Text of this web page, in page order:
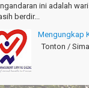
ini adalah
berdir...
Mengungkap
Tonton /